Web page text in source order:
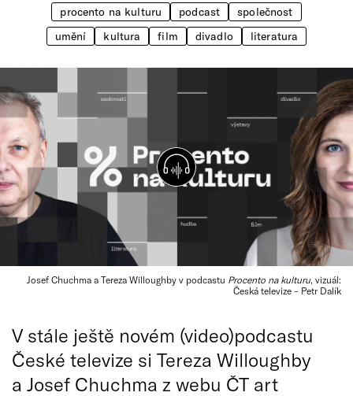
Vše o ČT
procento na kulturu podcast
společnost
umění
kultura film divadlo literatura
Josef Chuchma a Tereza Willoughby v podcastu Procento na kulturu, vizuál:
Česká televize – Petr Dalík
V stále ještě novém (video)podcastu
České televize si Tereza Willoughby
a Josef Chuchma z webu ČT art